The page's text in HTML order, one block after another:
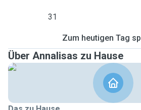
31
Zum heutigen Tag
Über Annalisas zu Hause